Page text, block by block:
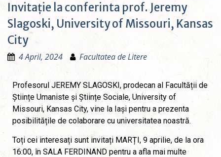
Invitație la conferinta prof. Jeremy
Slagoski, University of Missouri, Kansas
City
4 April, 2024 Facultatea de Litere
Profesorul JEREMY SLAGOSKI, prodecan al Facultății de
Științe Umaniste și Științe Sociale, University of
Missouri, Kansas City, vine la Iași pentru a prezenta
posibilitățile de colaborare cu universitatea noastră.
Toți cei interesați sunt invitați MARȚI, 9 aprilie, de la ora
16:00, în SALA FERDINAND pentru a afla mai multe